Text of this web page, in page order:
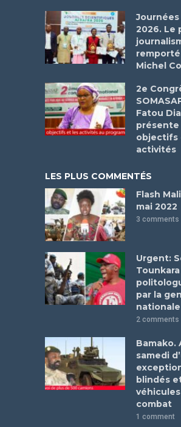
Journées
2026. Le
Michel
2e
Fatou
présente
objectifs
activités
LES PLUS COMMENTÉS
Flash
mai 2022
3 comments
Urgent:
par la
nationale
2 comments
Bamako.
samedi
blindés
combat
1 comment